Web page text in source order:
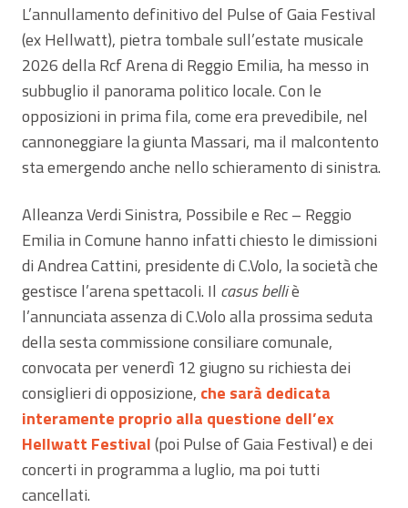
L’annullamento definitivo del Pulse of Gaia Festival
(ex Hellwatt), pietra tombale sull’estate musicale
2026 della Rcf Arena di Reggio Emilia, ha messo in
subbuglio il panorama politico locale. Con le
opposizioni in prima fila, come era prevedibile, nel
cannoneggiare la giunta Massari, ma il malcontento
sta emergendo anche nello schieramento di sinistra.
Alleanza Verdi Sinistra, Possibile e Rec – Reggio
Emilia in Comune hanno infatti chiesto le dimissioni
di Andrea Cattini, presidente di C.Volo, la società che
gestisce l’arena spettacoli. Il casus belliè
l’annunciata assenza di C.Volo alla prossima seduta
della sesta commissione consiliare comunale,
convocata per venerdì 12 giugno su richiesta dei
consiglieri di opposizione, che sarà dedicata
interamente proprio alla questione dell’ex
Hellwatt Festival(poi Pulse of Gaia Festival) e dei
concerti in programma a luglio, ma poi tutti
cancellati.